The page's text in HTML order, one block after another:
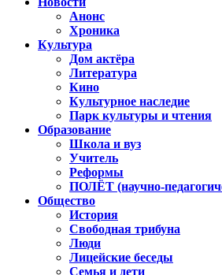
Анонс
Хроника
Культура
Дом актёра
Литература
Кино
Культурное наследие
Парк культуры и чтения
Образование
Школа и вуз
Учитель
Реформы
ПОЛЁТ (научно-
Общество
История
Свободная трибуна
Люди
Лицейские беседы
Семья и дети